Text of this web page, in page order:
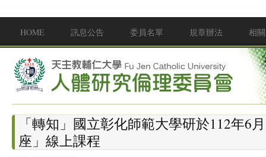
Main menu
HOME 訊息公告 委員名單 規章辦法 相
「轉知」國立彰化師範大學研於112年6
座」線上課程